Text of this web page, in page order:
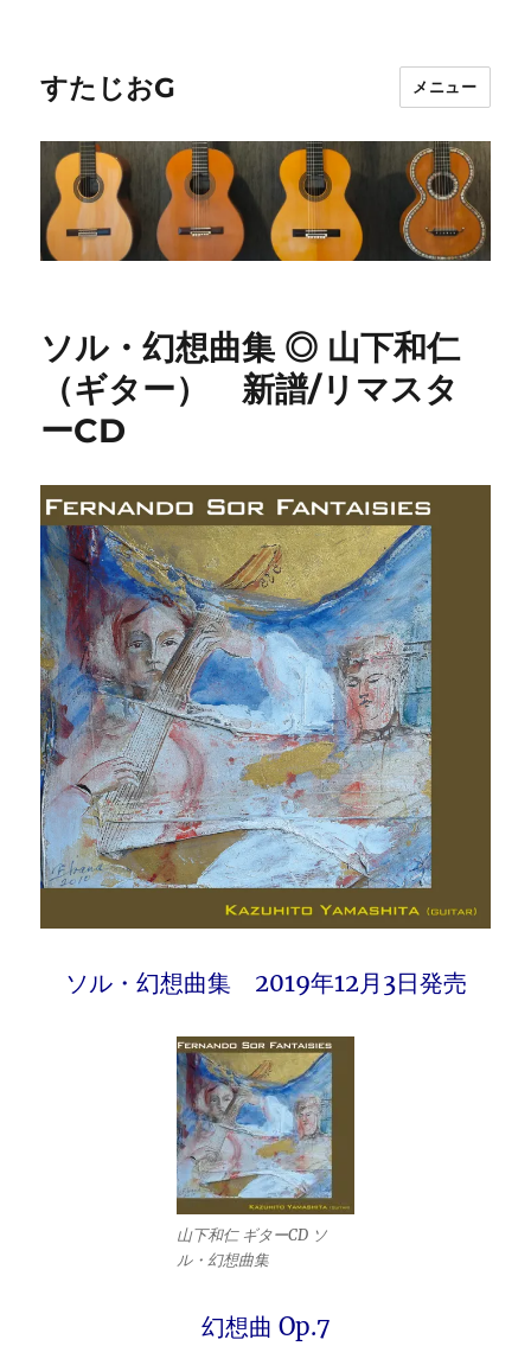
すたじおG メニュー
ソル・幻想曲集 ◎ 山下和仁
（ギター） 新譜/リマスタ
ーCD
ソル・幻想曲集 2019年12月3日発売
山下和仁 ギターCD ソ
ル・幻想曲集
幻想曲 Op.7